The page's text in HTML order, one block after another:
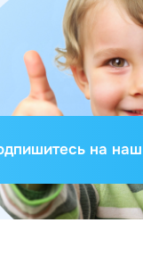
на